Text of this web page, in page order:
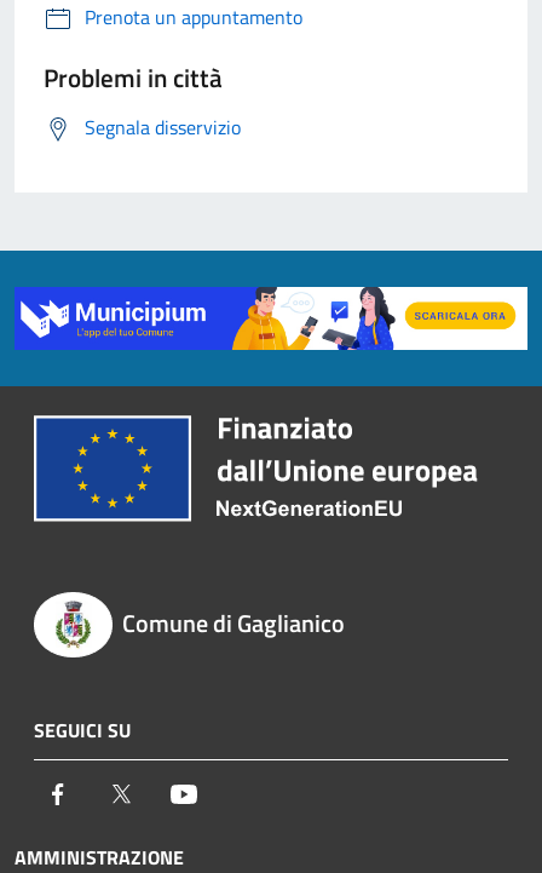
Prenota un appuntamento
Problemi in città
Segnala disservizio
Comune di Gaglianico
SEGUICI SU
Facebook Twitter
AMMINISTRAZIONE